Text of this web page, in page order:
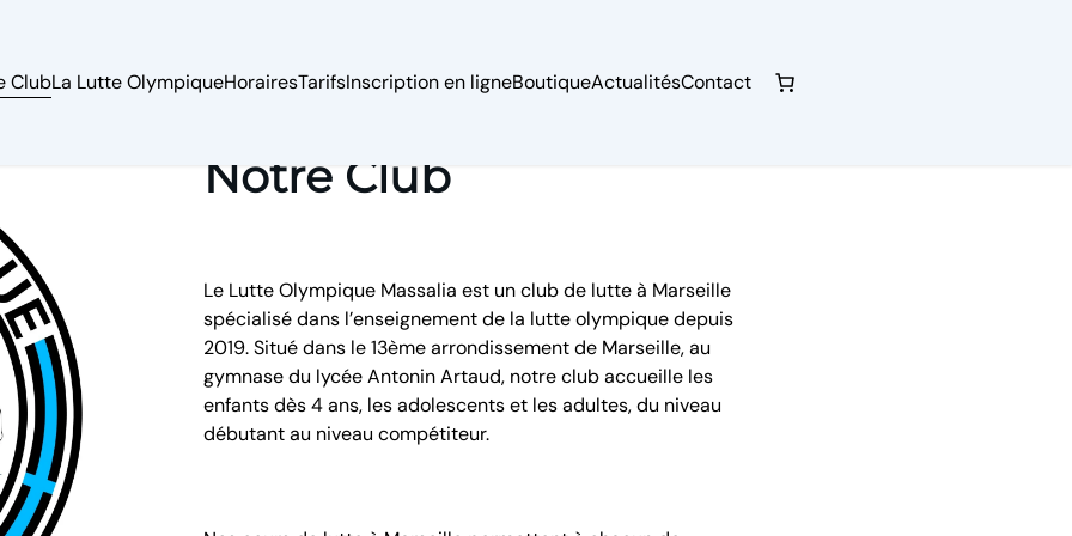
ClubLa Lutte OlympiqueHorairesTarifsInscription en ligneBoutiqueActualitésContact
Notre Club
Le Lutte Olympique Massalia est un club de lutte à Marseille
spécialisé dans l’enseignement de la lutte olympique depuis
2019. Situé dans le 13ème arrondissement de Marseille, au
gymnase du lycée Antonin Artaud, notre club accueille les
enfants dès 4 ans, les adolescents et les adultes, du niveau
débutant au niveau compétiteur.